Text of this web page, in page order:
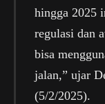
hingga 2025
regulasi dan
bisa
jalan,” ujar
(5/2/2025).